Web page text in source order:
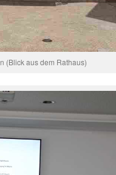
(Blick aus dem Rathaus)